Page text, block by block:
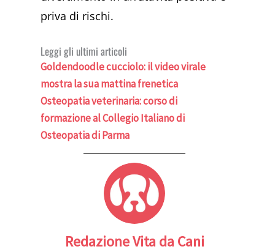
priva di rischi.
Leggi gli ultimi articoli
Goldendoodle cucciolo: il video virale
mostra la sua mattina frenetica
Osteopatia veterinaria: corso di
formazione al Collegio Italiano di
Osteopatia di Parma
Redazione Vita da Cani